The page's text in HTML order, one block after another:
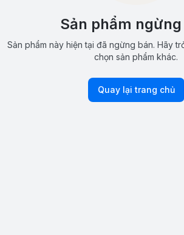
Sản phẩm ngừng
Sản phẩm này hiện tại đã ngừng bán. Hãy
chọn sản phẩm khác.
Quay lại trang chủ